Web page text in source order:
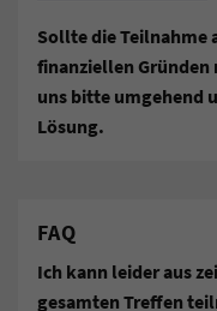
Sollte die Teilnahme
finanziellen
uns bitte umgehend
Lösung.
FAQ
Ich kann leider aus
gesamten Treffen